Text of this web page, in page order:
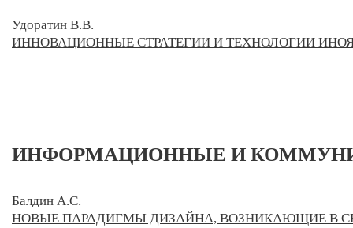
Удоратин В.В.
ИННОВАЦИОННЫЕ СТРАТЕГИИ И ТЕХНОЛОГИИ
ИНФОРМАЦИОННЫЕ И
Балдин А.С.
НОВЫЕ ПАРАДИГМЫ ДИЗАЙНА, ВОЗНИКАЮЩИЕ В